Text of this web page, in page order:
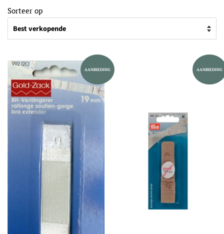
Sorteer op
AANBIEDING AANBIEDING